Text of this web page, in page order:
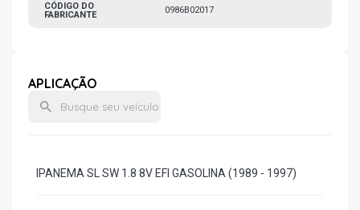
CÓDIGO DO
FABRICANTE
0986B02017
APLICAÇÃO
IPANEMA SL SW 1.8 8V EFI GASOLINA (1989 - 1997)